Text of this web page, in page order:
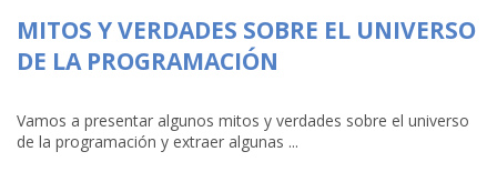
MITOS Y VERDADES SOBRE EL UNIVERSO
DE LA PROGRAMACIÓN
Vamos a presentar algunos mitos y verdades sobre el universo
de la programación y extraer algunas ...